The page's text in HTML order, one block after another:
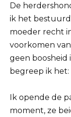
De
ik het
moeder recht
voorkomen
geen boosheid
begreep ik
Ik opende de
moment, ze